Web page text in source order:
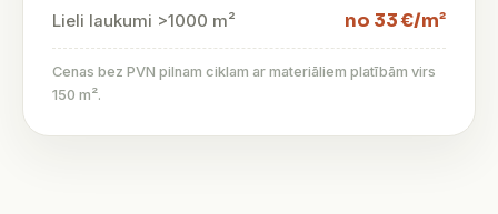
Lieli laukumi >1000 m² no 33 €/m²
Cenas bez PVN pilnam ciklam ar materiāliem platībām virs
150 m².